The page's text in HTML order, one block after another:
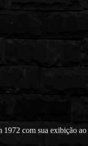
1972 com sua exibição